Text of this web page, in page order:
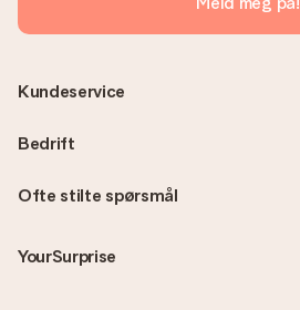
Ofte stilte spørsmål
YourSurprise
Kundeservice
Bedrift